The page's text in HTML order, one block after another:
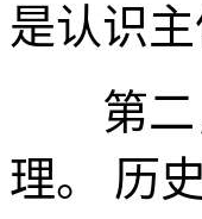
是认识
第二，
理。 历